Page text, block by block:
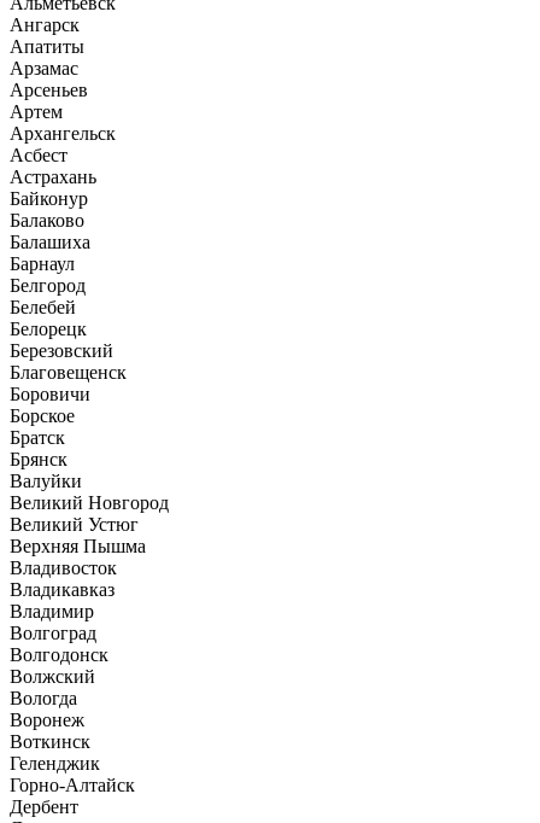
Ангарск
Апатиты
Арзамас
Арсеньев
Артем
Архангельск
Асбест
Астрахань
Байконур
Балаково
Балашиха
Барнаул
Белгород
Белебей
Белорецк
Березовский
Благовещенск
Боровичи
Борское
Братск
Брянск
Валуйки
Великий Новгород
Великий Устюг
Верхняя Пышма
Владивосток
Владикавказ
Владимир
Волгоград
Волгодонск
Волжский
Вологда
Воронеж
Воткинск
Геленджик
Горно-Алтайск
Дербент